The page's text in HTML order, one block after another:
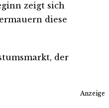
zeigt sich
diese
der
Anzeige